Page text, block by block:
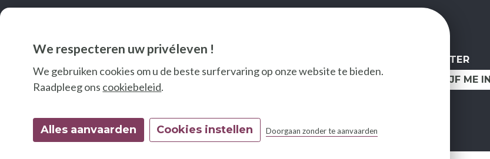
We respecteren uw privéleven !
We gebruiken cookies om u de beste surfervaring op onze website te bieden.
Raadpleeg ons cookiebeleid.
Alles aanvaarden Doorgaan zonder te aanvaarden
Cookies instellen
VOLG ONS
NEWSLETTER
IK SCHRIJF ME IN